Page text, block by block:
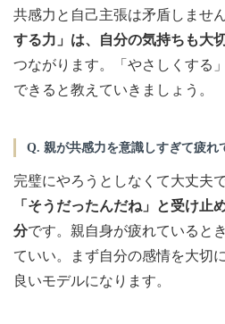
共感力と自己主張は矛盾しません
する力」は、自分の気持ちも大
つながります。「やさしくする
できると教えていきましょう。
Q. 親が共感力を意識しすぎて疲れ
完璧にやろうとしなくて大丈夫で
「そうだったんだね」と受け止
分です。親自身が疲れていると
ていい。まず自分の感情を大切
良いモデルになります。